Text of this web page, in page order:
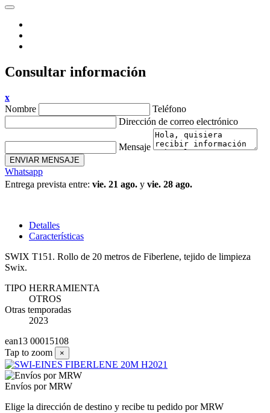
Consultar información
x
Nombre
Teléfono
Dirección de correo electrónico
Mensaje
ENVIAR MENSAJE
Whatsapp
Entrega prevista entre: vie. 21 ago. y vie. 28 ago.
Detalles
Características
SWIX T151. Rollo de 20 metros de Fiberlene, tejido de limpieza
Swix.
TIPO HERRAMIENTA
OTROS
Otras temporadas
2023
ean13 00015108
Tap to zoom
×
Envíos por MRW
Elige la dirección de destino y recibe tu pedido por MRW